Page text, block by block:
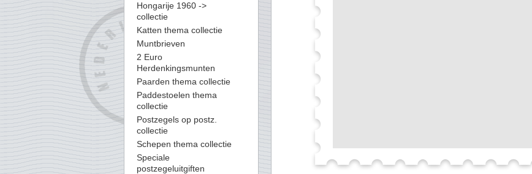
Hongarije 1960 ->
collectie
Katten thema collectie
Muntbrieven
2 Euro
Herdenkingsmunten
Paarden thema collectie
Paddestoelen thema
collectie
Postzegels op postz.
collectie
Schepen thema collectie
Speciale
postzegeluitgiften